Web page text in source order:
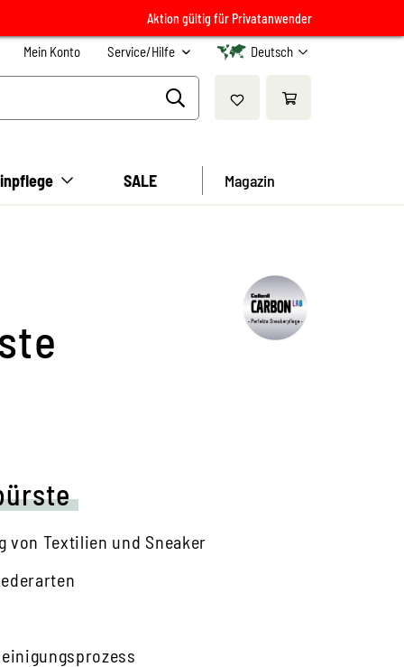
Aktion gültig für Privatanwender
Mein Konto Service/Hilfe Deutsch
SALE Magazin
von Textilien und Sneaker